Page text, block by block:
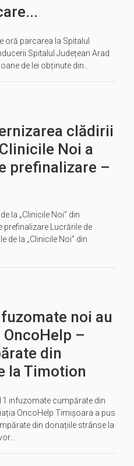
oră parcarea la Spitalul
Spitalul Județean Arad
de lei obținute din…
clădirii
Noi a
prefinalizare –
la „Clinicile Noi” din
Lucrările de
de la „Clinicile Noi” din
noi au
–
din
la Timotion
infuzomate cumpărate din
OncoHelp Timișoara a pus
din donațiile strânse la